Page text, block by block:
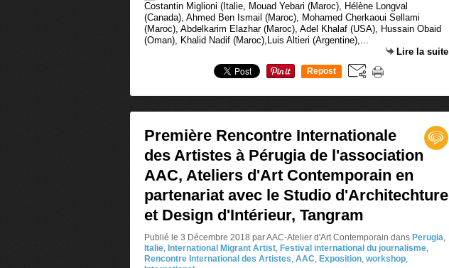
Costantin Miglioni (Italie, Mouad Yebari (Maroc), Hélène Longval
(Canada), Ahmed Ben Ismail (Maroc), Mohamed Cherkaoui Sellami
(Maroc), Abdelkarim Elazhar (Maroc), Adel Khalaf (USA), Hussain Obaid
(Oman), Khalid Nadif (Maroc),Luis Altieri (Argentine),...
Lire la suite
Repost
Première Rencontre Internationale
des Artistes à Pérugia de l'association
AAC, Ateliers d'Art Contemporain en
partenariat avec le Studio d'Architechture
et Design d'Intérieur, Tangram
Publié le 3 Décembre 2018 par AAC-Atelier d'Art Contemporain dans Perugia,
Italie, International Migrant Artist, Festival international du journalisme,
Rencontre International des Artistes, AAC, Exposition, workshop,